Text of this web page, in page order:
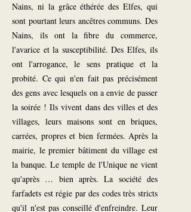
Nains, ni la grâce éthérée des Elfes, qui
sont pourtant leurs ancêtres communs. Des
Nains, ils ont la fibre du commerce,
l'avarice et la susceptibilité. Des Elfes, ils
ont l'arrogance, le sens pratique et la
probité. Ce qui n'en fait pas précisément
des gens avec lesquels on a envie de passer
la soirée ! Ils vivent dans des villes et des
villages, leurs maisons sont en briques,
carrées, propres et bien fermées. Après la
mairie, le premier bâtiment du village est
la banque. Le temple de l'Unique ne vient
qu'après … bien après. La société des
farfadets est régie par des codes très stricts
qu'il n'est pas conseillé d'enfreindre. Leur